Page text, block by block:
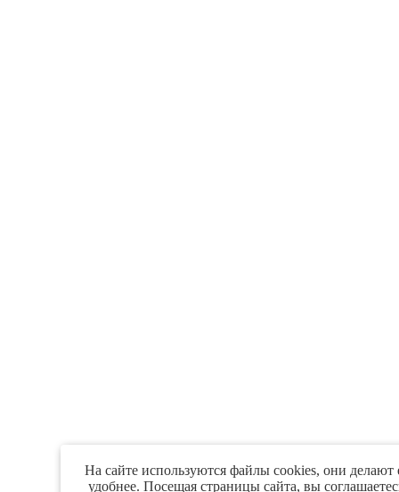
На сайте используются файлы cookies, они делают
удобнее. Посещая страницы сайта, вы